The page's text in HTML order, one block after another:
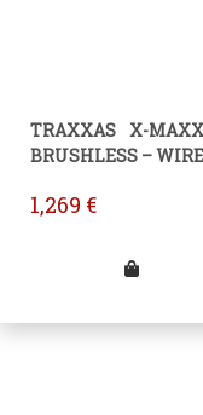
TRAXXAS X-
BRUSHLESS –
1,269 €